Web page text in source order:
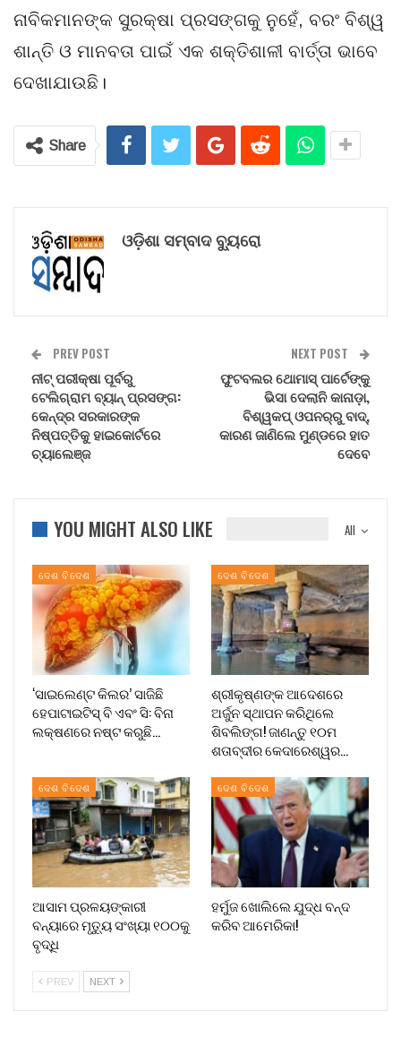
ନାବିକମାନଙ୍କ ସୁରକ୍ଷା ପ୍ରସଙ୍ଗକୁ ନୁହେଁ, ବରଂ ବିଶ୍ୱ
ଶାନ୍ତି ଓ ମାନବତା ପାଇଁ ଏକ ଶକ୍ତିଶାଳୀ ବାର୍ତ୍ତା ଭାବେ
ଦେଖାଯାଉଛି।
Share
ଓଡ଼ିଶା ସମ୍ବାଦ ବ୍ୟୁରୋ
PREV POST
ନୀଟ୍ ପରୀକ୍ଷା ପୂର୍ବରୁ
ଟେଲିଗ୍ରାମ ବ୍ୟାନ୍ ପ୍ରସଙ୍ଗ:
କେନ୍ଦ୍ର ସରକାରଙ୍କ
ନିଷ୍ପତ୍ତିକୁ ହାଇକୋର୍ଟରେ
ଚ୍ୟାଲେଞ୍ଜ
NEXT POST
ଫୁଟବଲର ଥୋମାସ୍ ପାର୍ଟେଙ୍କୁ
ଭିସା ଦେଲାନି କାନାଡ଼ା,
ବିଶ୍ୱକପ୍‌ ଓପନର୍‌ରୁ ବାଦ୍,
କାରଣ ଜାଣିଲେ ମୁଣ୍ଡରେ ହାତ
ଦେବେ
All
YOU MIGHT ALSO LIKE
ଦେଶ ବିଦେଶ
‘ସାଇଲେଣ୍ଟ କିଲର’ ସାଜିଛି
ହେପାଟାଇଟିସ୍ ବି ଏବଂ ସି: ବିନା
ଲକ୍ଷଣରେ ନଷ୍ଟ କରୁଛି…
ଦେଶ ବିଦେଶ
ଶ୍ରୀକୃଷ୍ଣଙ୍କ ଆଦେଶରେ
ଅର୍ଜୁନ ସ୍ଥାପନ କରିଥିଲେ
ଶିବଲିଙ୍ଗ! ଜାଣନ୍ତୁ ୧୦ମ
ଶତାବ୍ଦୀର କେଦାରେଶ୍ୱର…
ଦେଶ ବିଦେଶ
ଆସାମ ପ୍ରଳୟଙ୍କାରୀ
ବନ୍ୟାରେ ମୃତ୍ୟୁ ସଂଖ୍ୟା ୧୦୦କୁ
ବୃଦ୍ଧି
ଦେଶ ବିଦେଶ
ହର୍ମୁଜ ଖୋଲିଲେ ଯୁଦ୍ଧ ବନ୍ଦ
କରିବ ଆମେରିକା!
PREV NEXT